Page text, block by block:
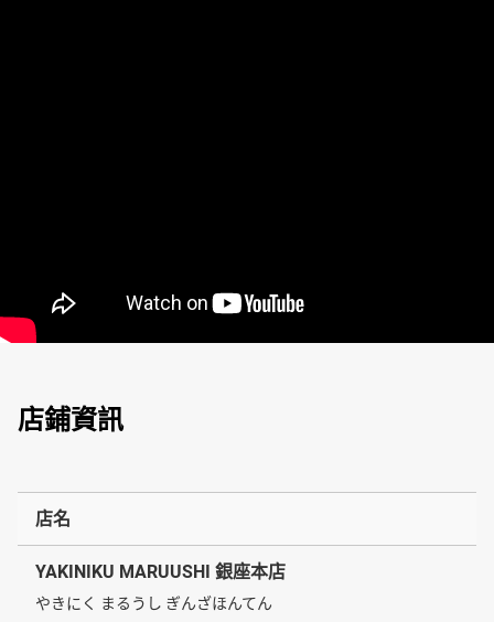
店鋪資訊
店名
YAKINIKU MARUUSHI 銀座本店
やきにく まるうし ぎんざほんてん